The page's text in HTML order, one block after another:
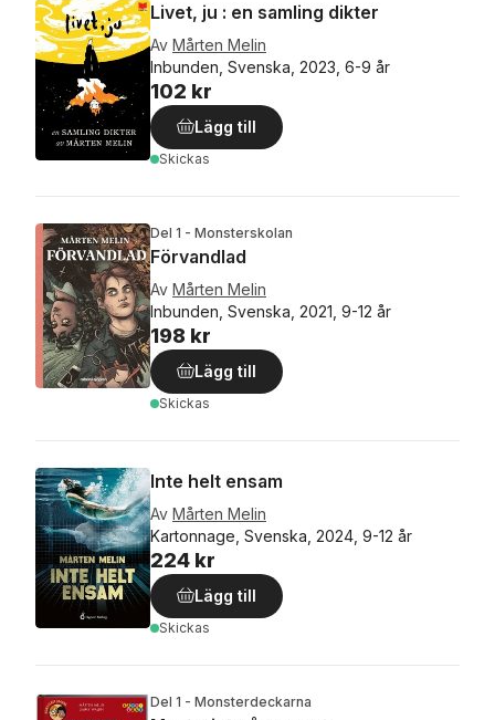
Livet, ju : en samling dikter
Av Mårten Melin
Inbunden, Svenska, 2023, 6-9 år
102 kr
Lägg till
Skickas
Del 1 - Monsterskolan
Förvandlad
Av Mårten Melin
Inbunden, Svenska, 2021, 9-12 år
198 kr
Lägg till
Skickas
Inte helt ensam
Av Mårten Melin
Kartonnage, Svenska, 2024, 9-12 år
224 kr
Lägg till
Skickas
Del 1 - Monsterdeckarna